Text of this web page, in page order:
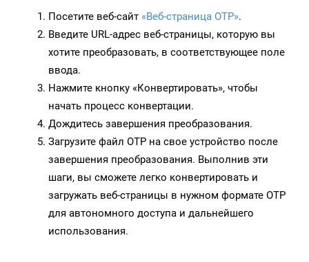
Посетите веб-сайт «Веб-страница OTP».
Введите URL-адрес веб-страницы, которую вы
хотите преобразовать, в соответствующее поле
ввода.
Нажмите кнопку «Конвертировать», чтобы
начать процесс конвертации.
Дождитесь завершения преобразования.
Загрузите файл OTP на свое устройство после
завершения преобразования. Выполнив эти
шаги, вы сможете легко конвертировать и
загружать веб-страницы в нужном формате OTP
для автономного доступа и дальнейшего
использования.